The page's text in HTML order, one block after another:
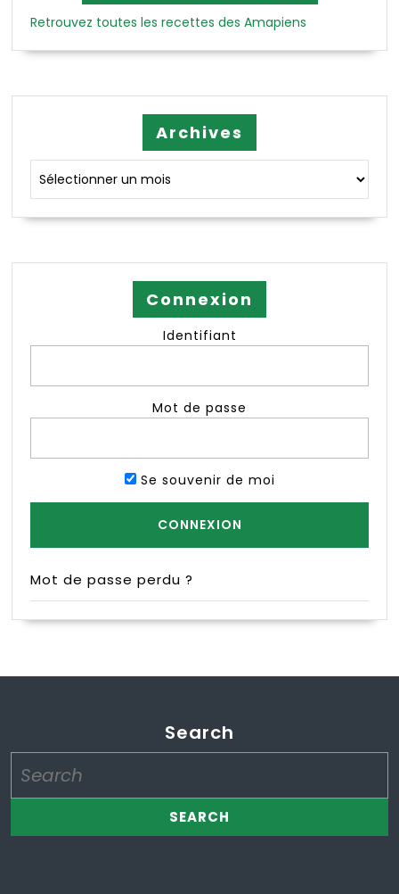
Retrouvez toutes les recettes des Amapiens
Archives
Connexion
Identifiant
Mot de passe
Se souvenir de moi
Mot de passe perdu ?
Search
for: